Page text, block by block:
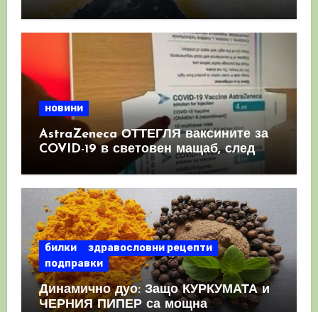
имунната система
новини
AstraZeneca ОТТЕГЛЯ ваксините за
COVID-19 в световен мащаб, след
като призна, че те причиняват
КРЪВНИ съсиреци
билки
здравословни рецепти
подправки
Динамично дуо: Защо КУРКУМАТА и
ЧЕРНИЯ ПИПЕР са мощна